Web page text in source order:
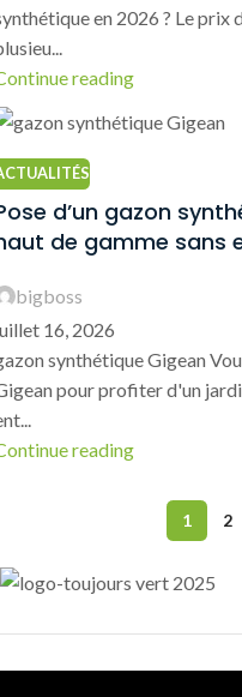
en 2026 ? Le prix
reading
d’un gazon
de gamme sans
bigboss
16, 2026
synthétique Gigean
pour profiter d'un
reading
1 2